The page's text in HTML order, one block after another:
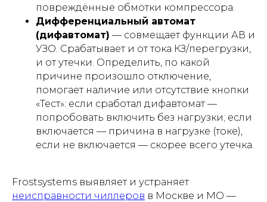
повреждённые обмотки компрессора.
Дифференциальный автомат
(дифавтомат) — совмещает функции АВ и
УЗО. Срабатывает и от тока КЗ/перегрузки,
и от утечки. Определить, по какой
причине произошло отключение,
помогает наличие или отсутствие кнопки
«Тест»: если сработал дифавтомат —
попробовать включить без нагрузки; если
включается — причина в нагрузке (токе),
если не включается — скорее всего утечка.
Frostsystems выявляет и устраняет
неисправности чиллеров в Москве и МО —